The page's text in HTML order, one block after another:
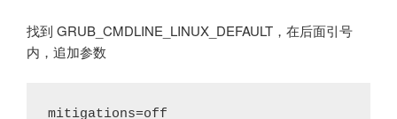
找到 GRUB_CMDLINE_LINUX_DEFAULT，在后面引号
内，追加参数
mitigations=off